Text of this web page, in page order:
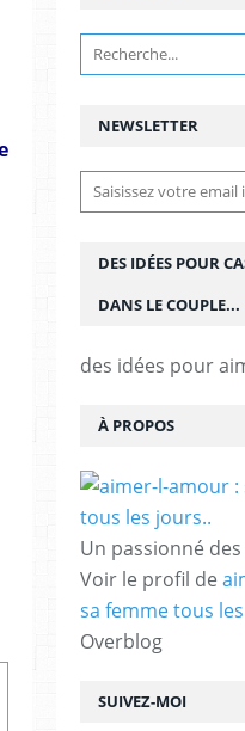
NEWSLETTER
SUIVEZ-MOI
DES IDÉES POUR
DANS LE COUPLE...
des idées pour
À PROPOS
Un passionné
Voir le profil de
sa femme tous
Overblog